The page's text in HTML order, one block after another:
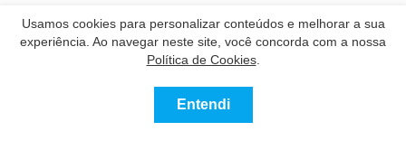
Usamos cookies para personalizar conteúdos e melhorar a sua
experiência. Ao navegar neste site, você concorda com a nossa
Política de Cookies.
Entendi